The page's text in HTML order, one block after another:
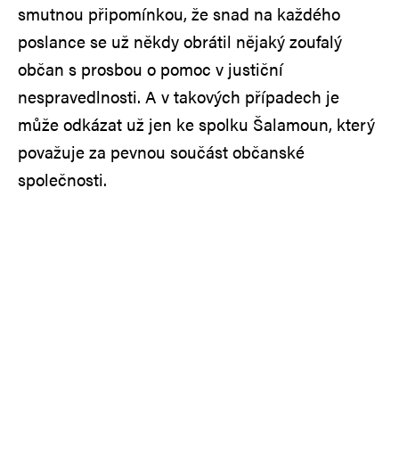
smutnou připomínkou, že snad na každého
poslance se už někdy obrátil nějaký zoufalý
občan s prosbou o pomoc v justiční
nespravedlnosti. A v takových případech je
může odkázat už jen ke spolku Šalamoun, který
považuje za pevnou součást občanské
společnosti.